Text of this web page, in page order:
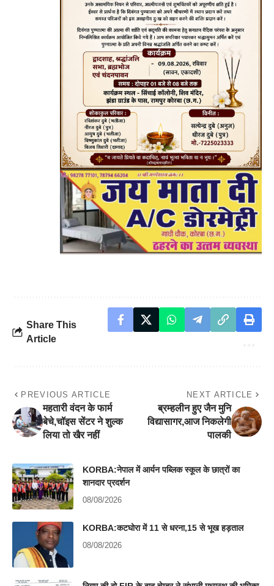
Share This
Article
PREVIOUS ARTICLE
महतारी वंदन के फार्म
बेचे,चॉइस सेंटर ने शुल्क
लिया तो खैर नहीं
NEXT ARTICLE
ब्रम्हलीन हुए जैन मुनि
विद्यासागर,आज निकलेगी
पालकी
KORBA:नेपाल में आर्यन पब्लिक स्कूल के छात्रों का
शानदार प्रदर्शन
08/08/2026
KORBA:कटघोरा में 11 से धरना,15 से भूख हड़ताल
08/08/2026